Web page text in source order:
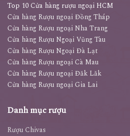
Top 10 Cửa hàng rượu ngoại HCM
Cửa hàng Rượu ngoại Đồng Tháp
Cửa hàng Rượu ngoại Nha Trang
Cửa hàng Rượu Ngoại Vũng Tàu
Cửa hàng Rượu Ngoại Đà Lạt
Cửa hàng Rượu ngoại Cà Mau
Cửa hàng Rượu ngoại Đăk Lăk
Cửa hàng Rượu ngoại Gia Lai
Danh mục rượu
Rượu Chivas